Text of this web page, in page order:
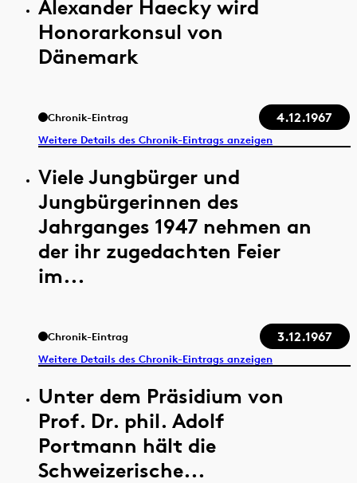
Alexander Haecky wird
Honorarkonsul von
Dänemark
Chronik-Eintrag 4.12.1967
Weitere Details des Chronik-Eintrags anzeigen
Viele Jungbürger und
Jungbürgerinnen des
Jahrganges 1947 nehmen an
der ihr zugedachten Feier
im...
Chronik-Eintrag 3.12.1967
Weitere Details des Chronik-Eintrags anzeigen
Unter dem Präsidium von
Prof. Dr. phil. Adolf
Portmann hält die
Schweizerische...